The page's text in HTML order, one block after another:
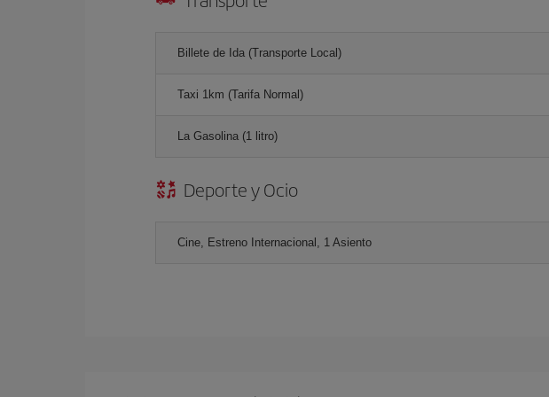
Billete de Ida (Transporte Local)
Taxi 1km (Tarifa Normal)
La Gasolina (1 litro)
Deporte y Ocio
Cine, Estreno Internacional, 1 Asiento